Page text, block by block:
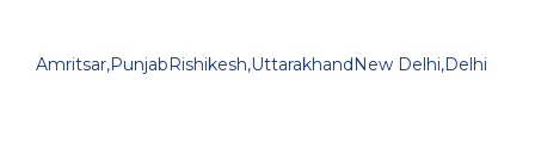
Amritsar,PunjabRishikesh,UttarakhandNew Delhi,Delhi